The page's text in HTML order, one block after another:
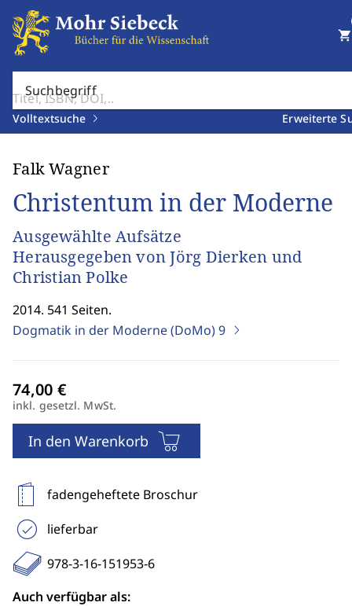
Suchbegriff
Volltextsuche Erweiterte
shopping_cart
Falk Wagner
Christentum in der Moderne
Ausgewählte Aufsätze
Herausgegeben von Jörg Dierken und
Christian Polke
2014. 541 Seiten.
Dogmatik in der Moderne (DoMo)9
inkl. gesetzl. MwSt.
In den Warenkorb
fadengeheftete Broschur
lieferbar
978-3-16-151953-6
Auch verfügbar als: